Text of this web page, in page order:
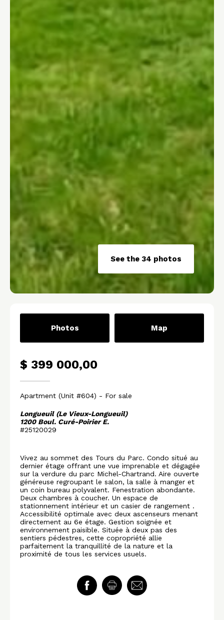
See the 34 photos
Photos Map
$ 399 000,00
Apartment (Unit #604) - For sale
Longueuil (Le Vieux-Longueuil)
1200 Boul. Curé-Poirier E.
#25120029
Vivez au sommet des Tours du Parc. Condo situé au
dernier étage offrant une vue imprenable et dégagée
sur la verdure du parc Michel-Chartrand. Aire ouverte
généreuse regroupant le salon, la salle à manger et
un coin bureau polyvalent. Fenestration abondante.
Deux chambres à coucher. Un espace de
stationnement intérieur et un casier de rangement .
Accessibilité optimale avec deux ascenseurs menant
directement au 6e étage. Gestion soignée et
environnement paisible. Située à deux pas des
sentiers pédestres, cette copropriété allie
parfaitement la tranquillité de la nature et la
proximité de tous les services usuels.